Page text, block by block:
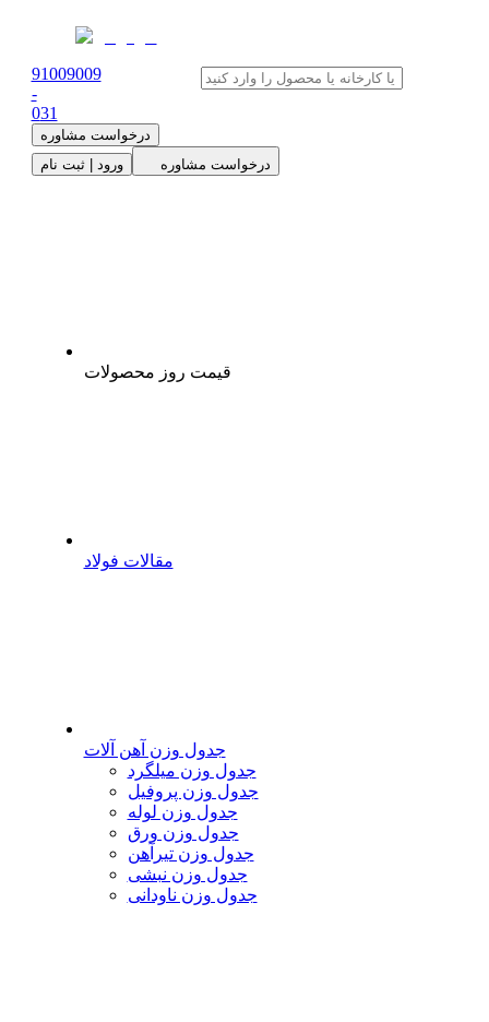
91009009
-
031
درخواست مشاوره
ورود | ثبت نام
درخواست مشاوره
قیمت روز محصولات
مقالات فولاد
جدول وزن آهن آلات
جدول وزن میلگرد
جدول وزن پروفیل
جدول وزن لوله
جدول وزن ورق
جدول وزن تیرآهن
جدول وزن نبشی
جدول وزن ناودانی